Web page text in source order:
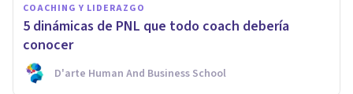
COACHING Y LIDERAZGO
5 dinámicas de PNL que todo coach debería
conocer
D'arte Human And Business School